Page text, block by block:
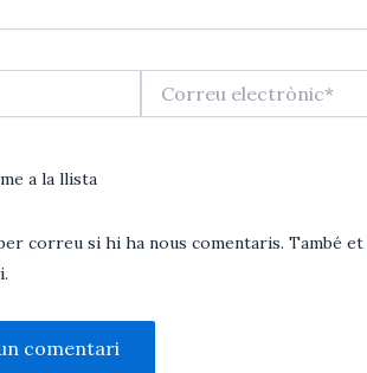
electrònic*
a la llista
correu si hi ha nous comentaris. També